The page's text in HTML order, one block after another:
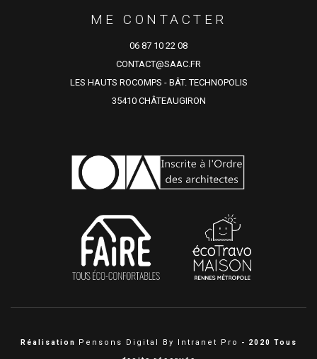
ME CONTACTER
06 87 10 22 08
CONTACT@SAAC.FR
LES HAUTS ROCOMPS - BÂT. TECHNOPOLIS
35410 CHÂTEAUGIRON
Réalisation Pensons Digital By Intranet Pro - 2020 Tous